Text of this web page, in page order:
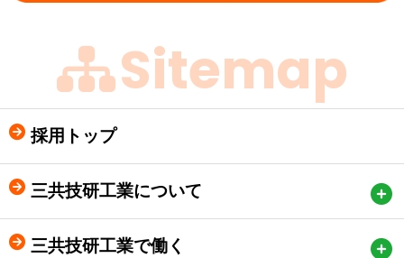
Sitemap
採用トップ
三共技研工業について
三共技研工業で働く